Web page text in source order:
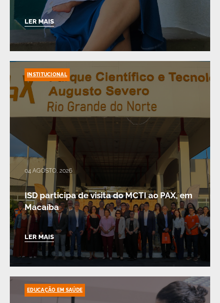
LER MAIS
04 AGOSTO, 2026
ISD participa de visita do MCTI ao PAX, em
Macaíba
LER MAIS
INSTITUCIONAL
EDUCAÇÃO EM SAÚDE